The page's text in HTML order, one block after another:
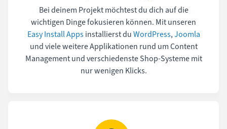
Bei deinem Projekt möchtest du dich auf die
wichtigen Dinge fokusieren können. Mit unseren
Easy Install Appsinstallierst duWordPress,Joomla
und viele weitere Applikationen rund um Content
Management und verschiedenste Shop-Systeme mit
nur wenigen Klicks.